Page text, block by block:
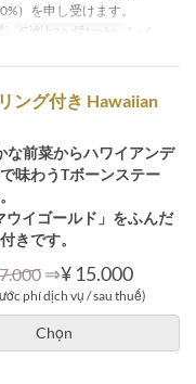
）を申し受けます。
Giới hạn dặt món 1 ~ 6
ング付き Hawaiian
な前菜からハワイアンデ
味わうTボーンステー
イゴールド」をふんだ
きです。
⇒¥ 15.000
phí dịch vụ / sau thuế)
Chọn